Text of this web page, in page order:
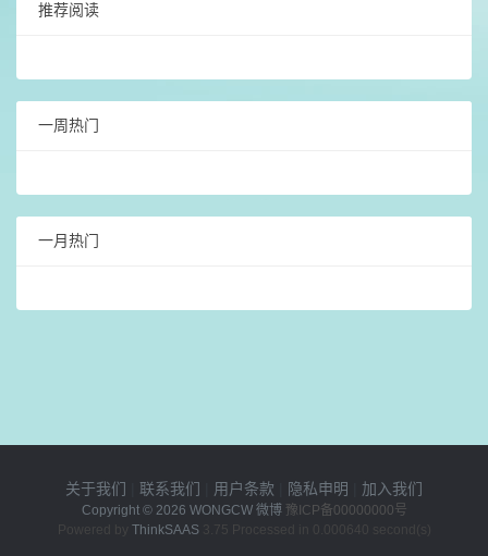
推荐阅读
一周热门
一月热门
关于我们 联系我们 用户条款 隐私申明 加入我们
Copyright © 2026 WONGCW 微博 豫ICP备00000000号
Powered by ThinkSAAS3.75 Processed in 0.000640 second(s)